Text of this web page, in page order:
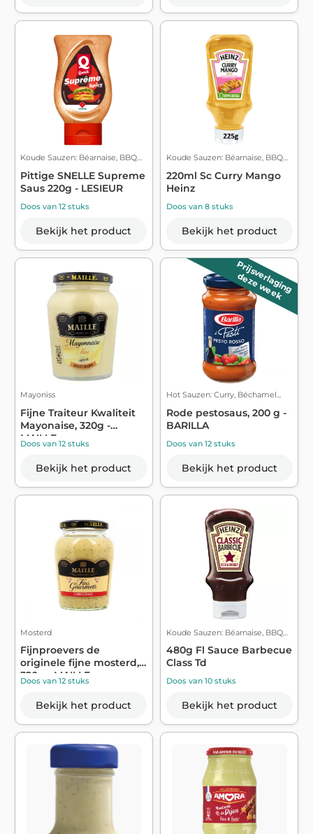
Koude Sauzen: Béarnaise, BBQ…
Pittige SNELLE Supreme
Saus 220g - LESIEUR
Doos van 12 stuks
Bekijk het product
Koude Sauzen: Béarnaise, BBQ…
220ml Sc Curry Mango
Heinz
Doos van 8 stuks
Bekijk het product
Mayoniss
Fijne Traiteur Kwaliteit
Mayonaise, 320g -
MAILLE
Doos van 12 stuks
Bekijk het product
Prijsverlaging
deze week
Hot Sauzen: Curry, Béchamel...
Rode pestosaus, 200 g -
BARILLA
Doos van 12 stuks
Bekijk het product
Mosterd
Fijnproevers de
originele fijne mosterd,
320g - MAILLE
Doos van 12 stuks
Bekijk het product
Koude Sauzen: Béarnaise, BBQ…
480g Fl Sauce Barbecue
Class Td
Doos van 10 stuks
Bekijk het product